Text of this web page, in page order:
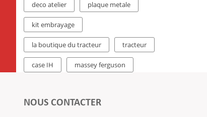
deco atelier plaque metale
kit embrayage
la boutique du tracteur tracteur
case IH massey ferguson
NOUS CONTACTER